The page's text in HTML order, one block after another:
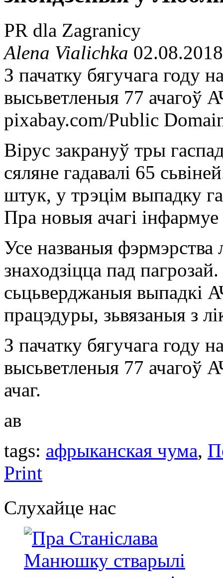
PR dla Zagranicy
Alena Vialichka
З пачатку бягучага году
высьветленыя 77 ачагоў
pixabay.com/Public
Вірус закрануў тры
сяляне гадавалі 65
штук, у трэцім выпадку
Пра новыя ачагі
Усе названыя
знаходзіцца пад
сьцьверджаныя выпадкі
працэдуры, зьвязаныя з
З пачатку бягучага году
высьветленыя 77 ачагоў
ачаг.
ав
tags: афрыканская чума,
Print
Слухайце нас